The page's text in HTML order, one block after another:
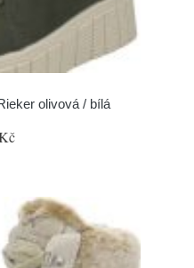
olivová / bílá